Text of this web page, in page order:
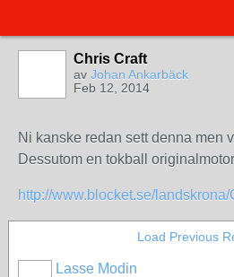
Chris Craft
av Johan Ankarbäck
Feb 12, 2014
Ni kanske redan sett denna men
Dessutom en tokball
http://www.blocket.se/
Load Previous
Lasse Modin